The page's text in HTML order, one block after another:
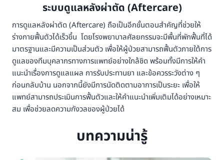
ระบบดูแลหลังผ่าตัด (Aftercare)
การดูแลหลังผ่าตัด (Aftercare) ถือเป็นอีกขั้นตอนสำคัญที่ช่วยให้
ร่างกายฟื้นตัวได้เร็วขึ้น โดยโรงพยาบาลศัลยกรรมจะมีพื้นที่พักฟื้นที่ได้
มาตรฐานและมีความเป็นส่วนตัว เพื่อให้ผู้ป่วยสามารถฟื้นตัวภายใต้การ
ดูแลของทีมบุคลากรทางการแพทย์อย่างใกล้ชิด พร้อมทั้งมีการให้คำ
แนะนำเรื่องการดูแลแผล การรับประทานยา และข้อควรระวังต่าง ๆ
ก่อนกลับบ้าน นอกจากนี้ยังมีการนัดติดตามอาการเป็นระยะ เพื่อให้
แพทย์สามารถประเมินการฟื้นตัวและให้คำแนะนำเพิ่มเติมได้อย่างเหมาะ
สม เพื่อช่วยลดความกังวลของผู้ป่วยได้
บทความน่ารู้